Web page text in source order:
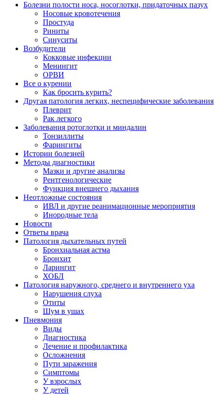
Болезни полости носа, носоглотки, придаточных пазух
Носовые кровотечения
Простуда
Риниты
Синуситы
Возбудители
Кокковые инфекции
Менингит
ОРВИ
Все о курении
Как бросить курить?
Другая патология легких, неспецифические заболевания
Плеврит
Рак легкого
Заболевания ротоглотки и миндалин
Тонзиллиты
Фарингиты
Истории болезней
Методы диагностики
Мазки и другие анализы
Рентгенологические
Функция внешнего дыхания
Неотложные состояния
ИВЛ и другие реанимационные мероприятия
Инородные тела
Новости
Ответы врача
Патология дыхательных путей
Бронхиальная астма
Бронхит
Ларингит
ХОБЛ
Патология наружного, среднего и внутреннего уха
Нарушения слуха
Отиты
Шум в ушах
Пневмония
Виды
Диагностика
Лечение и профилактика
Осложнения
Пути заражения
Симптомы
У взрослых
У детей